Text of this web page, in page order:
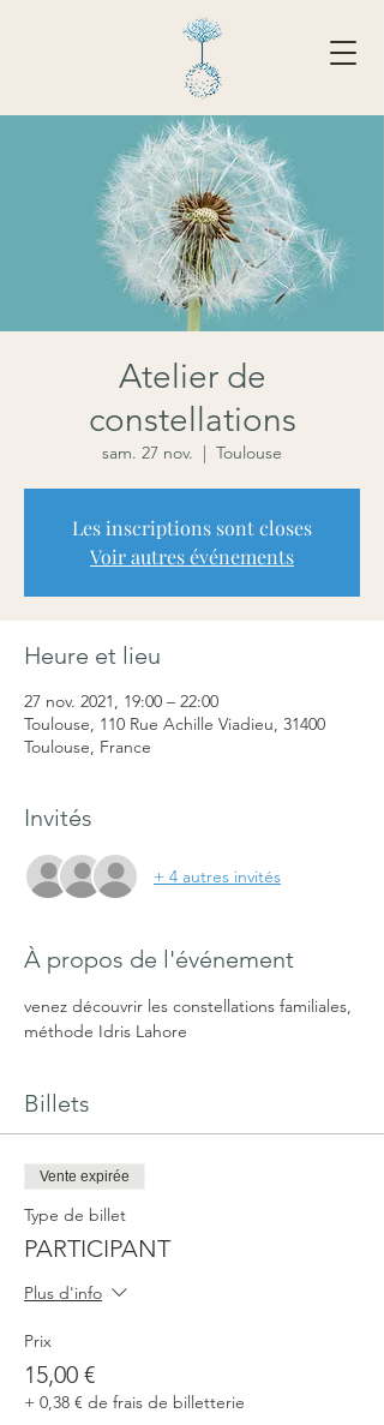
Tarifs - Réserver
Atelier de
constellations
sam. 27 nov.
  |
Toulouse
Les inscriptions sont closes
Voir autres événements
Heure et lieu
27 nov. 2021, 19:00 – 22:00
Toulouse, 110 Rue Achille Viadieu, 31400
Toulouse, France
Invités
+ 4 autres invités
À propos de l'événement
venez découvrir les constellations familiales,
méthode Idris Lahore
Billets
Vente expirée
Type de billet
PARTICIPANT
Plus d'info
Prix
15,00 €
+ 0,38 € de frais de billetterie